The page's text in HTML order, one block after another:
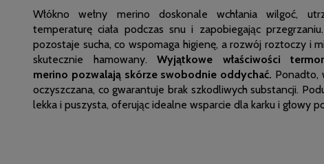
Włókno wełny merino doskonale wchłania wilgoć,
temperaturę ciała podczas snu i zapobiegając
pozostaje sucha, co wspomaga higienę, a rozwój roztoczy i
skutecznie hamowany.Wyjątkowe właściwości
merino pozwalają skórze swobodnie oddychać. Ponadto,
oczyszczana, co gwarantuje brak szkodliwych substancji.
lekka i puszysta, oferując idealne wsparcie dla karku i głowy